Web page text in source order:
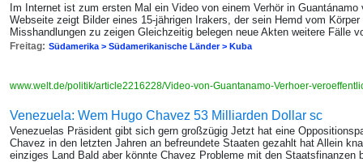
Im Internet ist zum ersten Mal ein Video von einem Verhör in
Webseite zeigt Bilder eines 15-jährigen Irakers, der sein Hemd vom
Misshandlungen zu zeigen Gleichzeitig belegen neue Akten weitere Fälle
Freitag: Südamerika > Südamerikanische Länder > Kuba
www.welt.de/politik/article2216228/Video-von-Guantanamo-Verhoer-
Venezuela: Wem Hugo Chavez 53 Milliarden Dollar sc
Venezuelas Präsident gibt sich gern großzügig Jetzt hat eine
Chavez in den letzten Jahren an befreundete Staaten gezahlt hat Allein
einziges Land Bald aber könnte Chavez Probleme mit den Staatsfinanzen